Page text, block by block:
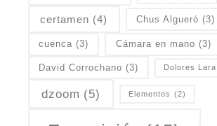
certamen (4) Chus Algueró (3)
cuenca (3) Cámara en mano (3)
David Corrochano (3) Dolores Lara
dzoom (5) Elementos (2)